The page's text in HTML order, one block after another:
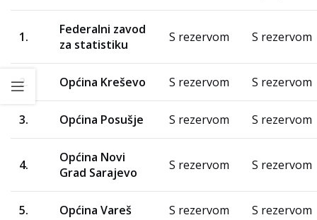
1.
Federalni zavod
za statistiku
S rezervom S rezervom
2. Općina Kreševo S rezervom S rezervom
3. Općina Posušje S rezervom S rezervom
4.
Općina Novi
Grad Sarajevo
S rezervom S rezervom
5. Općina Vareš S rezervom S rezervom